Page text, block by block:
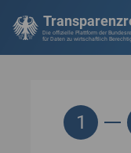
Die offizielle Plattform der
für Daten zu wirtschaftlich
1